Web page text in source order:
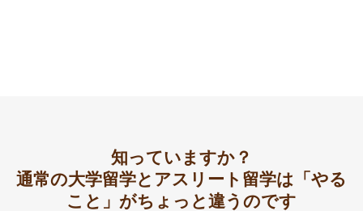
知っていますか？
通常の大学留学とアスリート留学は「やる
こと」がちょっと違うのです